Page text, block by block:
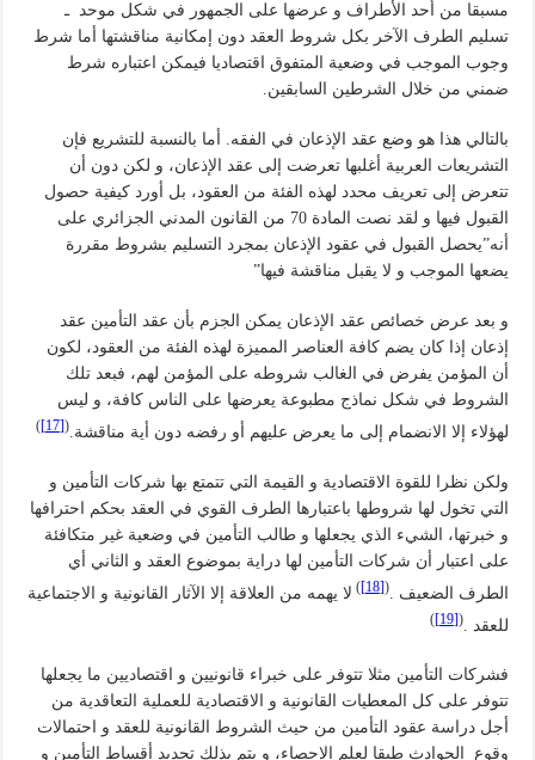
مسبقا من أحد الأطراف و عرضها على الجمهور في شكل موحد ـ
تسليم الطرف الآخر بكل شروط العقد دون إمكانية مناقشتها أما شرط
وجوب الموجب في وضعية المتفوق اقتصاديا فيمكن اعتباره شرط
ضمني من خلال الشرطين السابقين.
بالتالي هذا هو وضع عقد الإذعان في الفقه. أما بالنسبة للتشريع فإن
التشريعات العربية أغلبها تعرضت إلى عقد الإذعان، و لكن دون أن
تتعرض إلى تعريف محدد لهذه الفئة من العقود، بل أورد كيفية حصول
القبول فيها و لقد نصت المادة 70 من القانون المدني الجزائري على
أنه”يحصل القبول في عقود الإذعان بمجرد التسليم بشروط مقررة
يضعها الموجب و لا يقبل مناقشة فيها”
و بعد عرض خصائص عقد الإذعان يمكن الجزم بأن عقد التأمين عقد
إذعان إذا كان يضم كافة العناصر المميزة لهذه الفئة من العقود، لكون
أن المؤمن يفرض في الغالب شروطه على المؤمن لهم، فبعد تلك
الشروط في شكل نماذج مطبوعة يعرضها على الناس كافة، و ليس
لهؤلاء إلا الانضمام إلى ما يعرض عليهم أو رفضه دون أية مناقشة.(
[17]
)
ولكن نظرا للقوة الاقتصادية و القيمة التي تتمتع بها شركات التأمين و
التي تخول لها شروطها باعتبارها الطرف القوي في العقد بحكم احترافها
و خبرتها، الشيء الذي يجعلها و طالب التأمين في وضعية غير متكافئة
على اعتبار أن شركات التأمين لها دراية بموضوع العقد و الثاني أي
الطرف الضعيف .(
[18]
) لا يهمه من العلاقة إلا الآثار القانونية و الاجتماعية
للعقد .(
[19]
)
فشركات التأمين مثلا تتوفر على خبراء قانونيين و اقتصاديين ما يجعلها
تتوفر على كل المعطيات القانونية و الاقتصادية للعملية التعاقدية من
أجل دراسة عقود التأمين من حيث الشروط القانونية للعقد و احتمالات
وقوع الحوادث طبقا لعلم الإحصاء، و يتم بذلك تحديد أقساط التأمين و